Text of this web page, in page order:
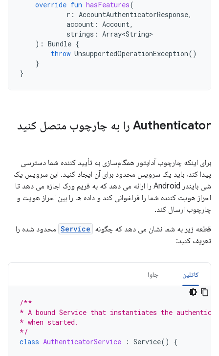
override fun hasFeatures(
r : AccountAuthenticatorResponse,
account : Account,
strings : Array<String>
): Bundle {
throw UnsupportedOperationException()
}
}
Authenticator را به چارچوب متصل کنید
برای اینکه چارچوب آداپتور همگام‌سازی به تأیید کننده شما دسترسی
پیدا کند، باید یک سرویس محدود برای آن ایجاد کنید. این سرویس یک
شی بایندر Android را ارائه می دهد که به فریم ورک اجازه می دهد تا
احراز هویت کننده شما را فراخوانی کند و داده ها را بین احراز هویت و
چارچوب ارسال کند.
قطعه زیر به شما نشان می دهد که چگونه Service محدود شده را
تعریف کنید:
کاتلین جاوا
/**
* A bound Service that instantiates the
* when started.
*/
class AuthenticatorService : Service() {